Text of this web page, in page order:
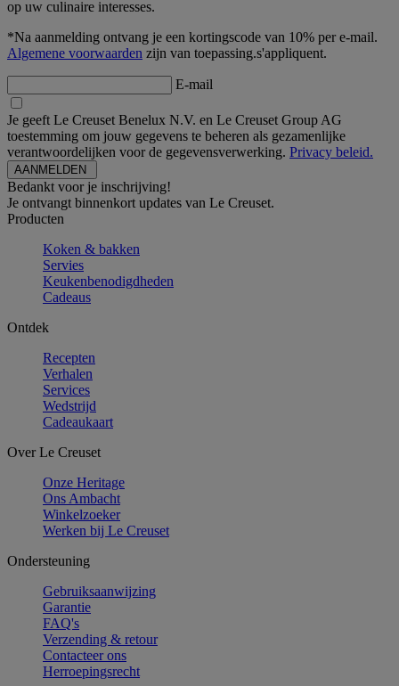
op uw culinaire interesses.
*Na aanmelding ontvang je een kortingscode van 10% per e-mail.
Algemene voorwaarden zijn van toepassing.s'appliquent.
E-mail
Je geeft Le Creuset Benelux N.V. en Le Creuset Group AG
toestemming om jouw gegevens te beheren als gezamenlijke
verantwoordelijken voor de gegevensverwerking. Privacy beleid.
Bedankt voor je inschrijving!
Je ontvangt binnenkort updates van Le Creuset.
Producten
Koken & bakken
Servies
Keukenbenodigdheden
Cadeaus
Ontdek
Recepten
Verhalen
Services
Wedstrijd
Cadeaukaart
Over Le Creuset
Onze Heritage
Ons Ambacht
Winkelzoeker
Werken bij Le Creuset
Ondersteuning
Gebruiksaanwijzing
Garantie
FAQ's
Verzending & retour
Contacteer ons
Herroepingsrecht